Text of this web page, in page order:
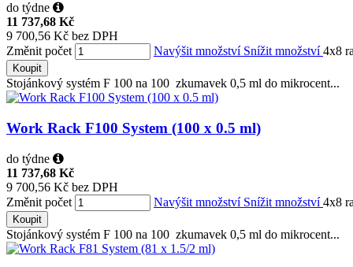
do týdne
11 737,68 Kč
9 700,56 Kč bez DPH
Změnit počet
Navýšit množství Snížit množství4x8
Koupit
Stojánkový systém F 100 na 100 zkumavek 0,5 ml do mikrocent...
Work Rack F100 System (100 x 0.5 ml)
do týdne
11 737,68 Kč
9 700,56 Kč bez DPH
Změnit počet
Navýšit množství Snížit množství4x8
Koupit
Stojánkový systém F 100 na 100 zkumavek 0,5 ml do mikrocent...